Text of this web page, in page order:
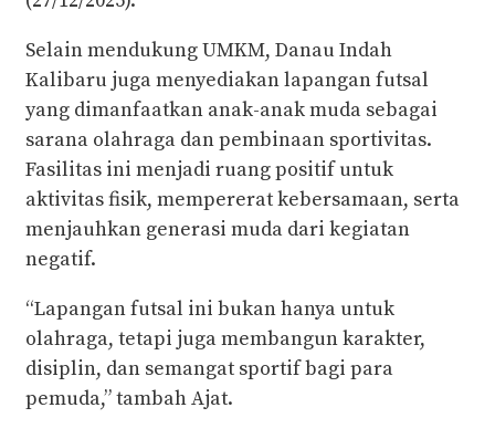
Selain mendukung UMKM, Danau Indah
Kalibaru juga menyediakan lapangan futsal
yang dimanfaatkan anak-anak muda sebagai
sarana olahraga dan pembinaan sportivitas.
Fasilitas ini menjadi ruang positif untuk
aktivitas fisik, mempererat kebersamaan, serta
menjauhkan generasi muda dari kegiatan
negatif.
“Lapangan futsal ini bukan hanya untuk
olahraga, tetapi juga membangun karakter,
disiplin, dan semangat sportif bagi para
pemuda,” tambah Ajat.